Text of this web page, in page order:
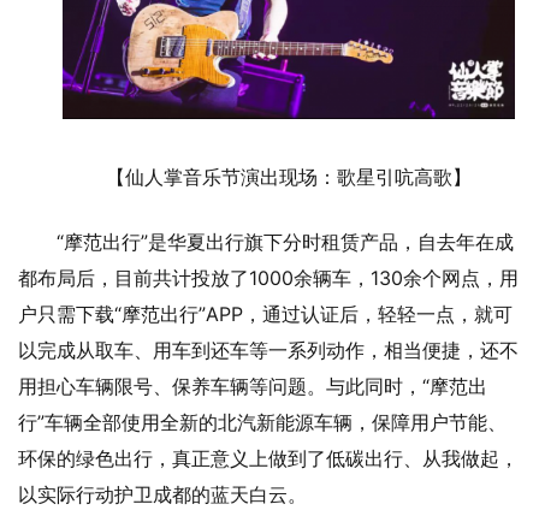
【仙人掌音乐节演出现场：歌星引吭高歌】
“摩范出行”是华夏出行旗下分时租赁产品，自去年在成
都布局后，目前共计投放了1000余辆车，130余个网点，用
户只需下载“摩范出行”APP，通过认证后，轻轻一点，就可
以完成从取车、用车到还车等一系列动作，相当便捷，还不
用担心车辆限号、保养车辆等问题。与此同时，“摩范出
行”车辆全部使用全新的北汽新能源车辆，保障用户节能、
环保的绿色出行，真正意义上做到了低碳出行、从我做起，
以实际行动护卫成都的蓝天白云。